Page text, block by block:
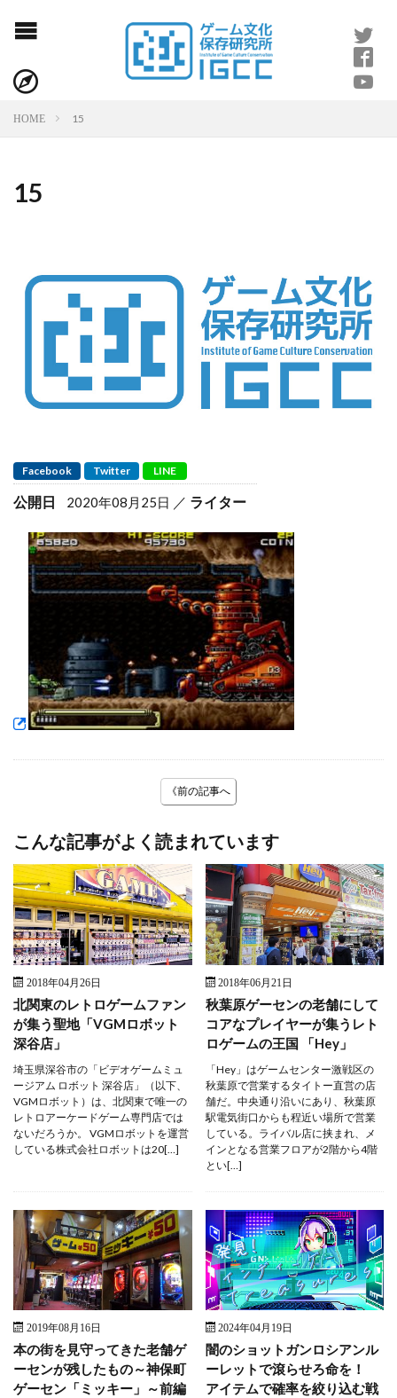
HOME 15
15
Facebook Twitter LINE
公開日 2020年08月25日 ライター
《前の記事へ
こんな記事がよく読まれています
2018年04月26日
北関東のレトロゲームファン
が集う聖地「VGMロボット
深谷店」
埼玉県深谷市の「ビデオゲームミュ
ージアム ロボット 深谷店」（以下、
VGMロボット）は、北関東で唯一の
レトロアーケードゲーム専門店では
ないだろうか。 VGMロボットを運営
している株式会社ロボットは20[…]
2018年06月21日
秋葉原ゲーセンの老舗にして
コアなプレイヤーが集うレト
ロゲームの王国 「Hey」
「Hey」はゲームセンター激戦区の
秋葉原で営業するタイトー直営の店
舗だ。中央通り沿いにあり、秋葉原
駅電気街口からも程近い場所で営業
している。ライバル店に挟まれ、メ
インとなる営業フロアが2階から4階
とい[…]
2019年08月16日
本の街を見守ってきた老舗ゲ
ーセンが残したもの～神保町
ゲーセン「ミッキー」～前編
2024年04月19日
闇のショットガンロシアンル
ーレットで滾らせろ命を！
アイテムで確率を絞り込む戦